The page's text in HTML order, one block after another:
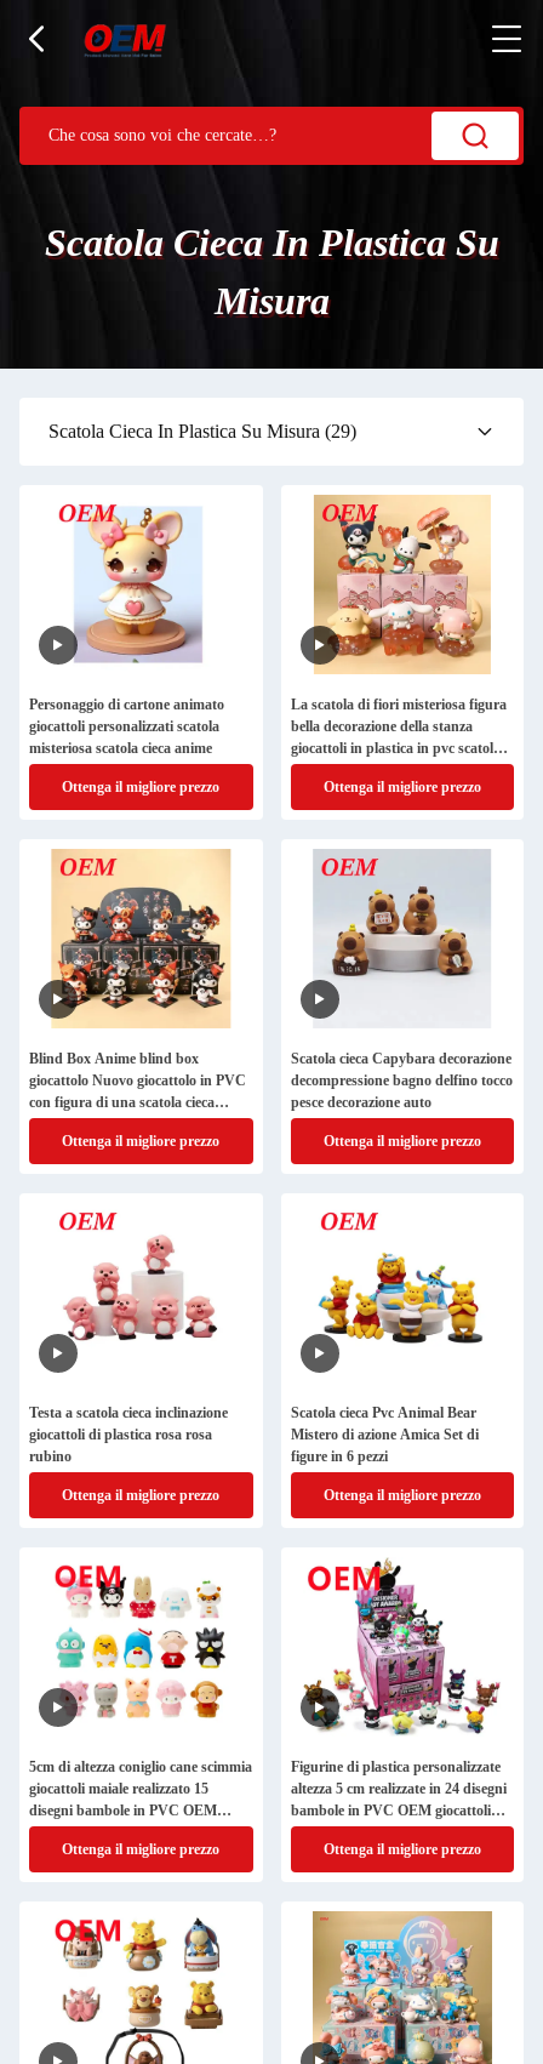
Scatola Cieca In Plastica Su
Misura
Scatola Cieca In Plastica Su Misura (29)
Personaggio di cartone animato
giocattoli personalizzati scatola
misteriosa scatola cieca anime
Ottenga il migliore prezzo
La scatola di fiori misteriosa figura
bella decorazione della stanza
giocattoli in plastica in pvc scatola
cieca fortunata
Ottenga il migliore prezzo
Blind Box Anime blind box
giocattolo Nuovo giocattolo in PVC
con figura di una scatola cieca
Nuovi giocattoli con figura
Ottenga il migliore prezzo
Scatola cieca Capybara decorazione
decompressione bagno delfino tocco
pesce decorazione auto
Ottenga il migliore prezzo
Testa a scatola cieca inclinazione
giocattoli di plastica rosa rosa
rubino
Ottenga il migliore prezzo
Scatola cieca Pvc Animal Bear
Mistero di azione Amica Set di
figure in 6 pezzi
Ottenga il migliore prezzo
5cm di altezza coniglio cane scimmia
giocattoli maiale realizzato 15
disegni bambole in PVC OEM
scatola cieca mini giocattoli
Ottenga il migliore prezzo
Figurine di plastica personalizzate
altezza 5 cm realizzate in 24 disegni
bambole in PVC OEM giocattoli
blind box
Ottenga il migliore prezzo